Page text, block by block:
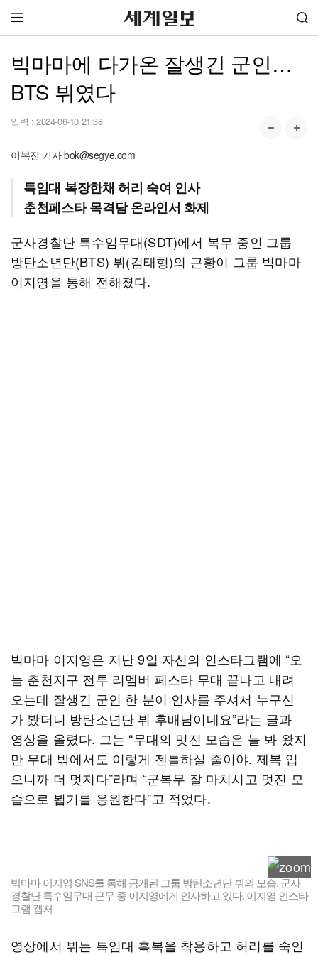
빅마마에 다가온 잘생긴 군인…
BTS 뷔였다
입력 : 2024-06-10 21:38
이복진 기자 bok@segye.com
특임대 복장한채 허리 숙여 인사
춘천페스타 목격담 온라인서 화제
군사경찰단 특수임무대(SDT)에서 복무 중인 그룹
방탄소년단(BTS) 뷔(김태형)의 근황이 그룹 빅마마
이지영을 통해 전해졌다.
빅마마 이지영은 지난 9일 자신의 인스타그램에 “오
늘 춘천지구 전투 리멤버 페스타 무대 끝나고 내려
오는데 잘생긴 군인 한 분이 인사를 주셔서 누구신
가 봤더니 방탄소년단 뷔 후배님이네요”라는 글과
영상을 올렸다. 그는 “무대의 멋진 모습은 늘 봐 왔지
만 무대 밖에서도 이렇게 젠틀하실 줄이야. 제복 입
으니까 더 멋지다”라며 “군복무 잘 마치시고 멋진 모
습으로 뵙기를 응원한다”고 적었다.
빅마마 이지영 SNS를 통해 공개된 그룹 방탄소년단 뷔의 모습. 군사
경찰단 특수임무대 근무 중 이지영에게 인사하고 있다. 이지영 인스타
그램 캡처
영상에서 뷔는 특임대 흑복을 착용하고 허리를 숙인